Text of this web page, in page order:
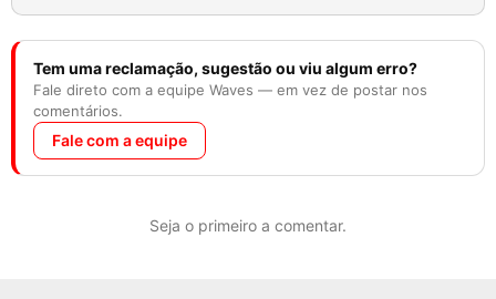
Tem uma reclamação, sugestão ou viu algum erro?
Fale direto com a equipe Waves — em vez de postar nos
comentários.
Fale com a equipe
Seja o primeiro a comentar.